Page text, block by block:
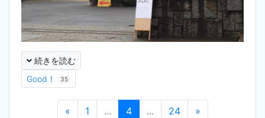
続きを読む
Good！
35
« 1 ... 4 ... 24 »